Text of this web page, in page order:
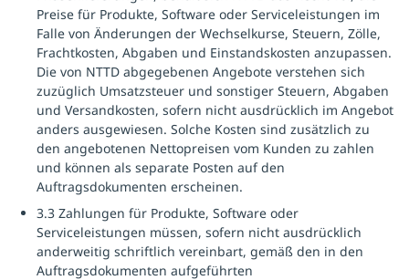
Preise für Produkte, Software oder Serviceleistungen im
Falle von Änderungen der Wechselkurse, Steuern, Zölle,
Frachtkosten, Abgaben und Einstandskosten anzupassen.
Die von NTTD abgegebenen Angebote verstehen sich
zuzüglich Umsatzsteuer und sonstiger Steuern, Abgaben
und Versandkosten, sofern nicht ausdrücklich im Angebot
anders ausgewiesen. Solche Kosten sind zusätzlich zu
den angebotenen Nettopreisen vom Kunden zu zahlen
und können als separate Posten auf den
Auftragsdokumenten erscheinen.
3.3 Zahlungen für Produkte, Software oder
Serviceleistungen müssen, sofern nicht ausdrücklich
anderweitig schriftlich vereinbart, gemäß den in den
Auftragsdokumenten aufgeführten